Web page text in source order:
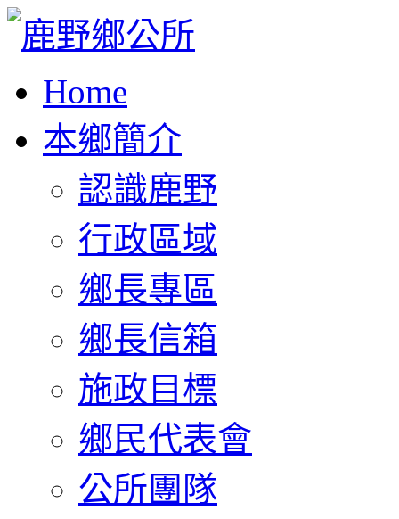
Home
本鄉簡介
認識鹿野
行政區域
鄉長專區
鄉長信箱
施政目標
鄉民代表會
公所團隊